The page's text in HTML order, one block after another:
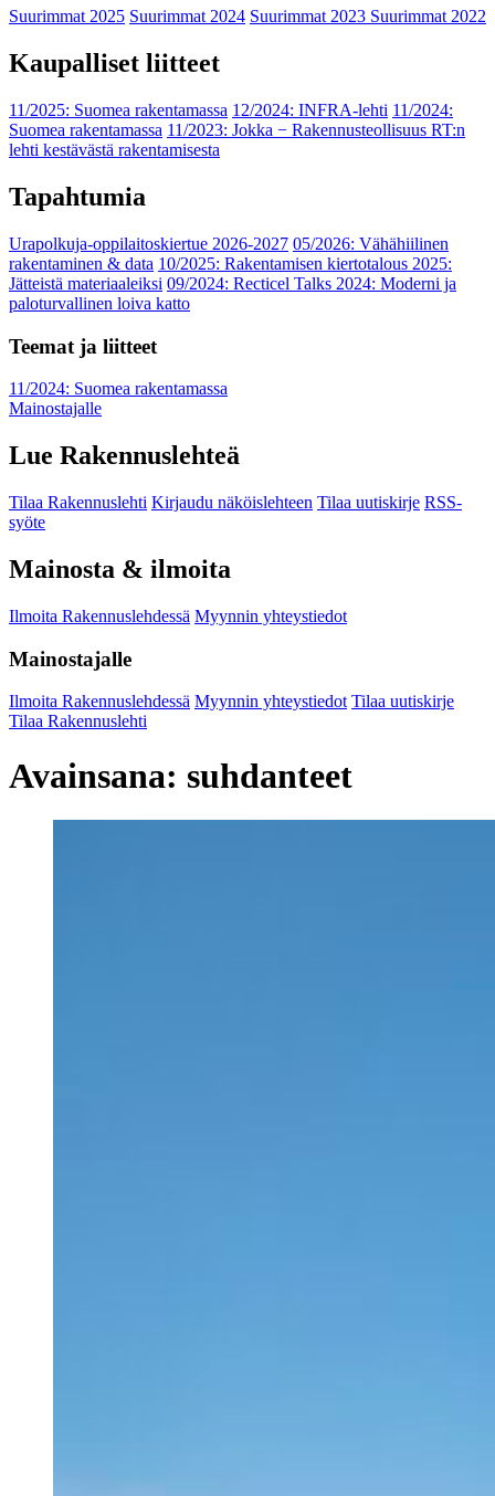
Suurimmat 2025 Suurimmat 2024 Suurimmat 2023 Suurimmat 2022
Kaupalliset liitteet
11/2025: Suomea rakentamassa 12/2024: INFRA-lehti 11/2024:
Suomea rakentamassa 11/2023: Jokka − Rakennusteollisuus RT:n
lehti kestävästä rakentamisesta
Tapahtumia
Urapolkuja-oppilaitoskiertue 2026-2027 05/2026: Vähähiilinen
rakentaminen & data 10/2025: Rakentamisen kiertotalous 2025:
Jätteistä materiaaleiksi 09/2024: Recticel Talks 2024: Moderni ja
paloturvallinen loiva katto
Teemat ja liitteet
11/2024: Suomea rakentamassa
Mainostajalle
Lue Rakennuslehteä
Tilaa Rakennuslehti Kirjaudu näköislehteen Tilaa uutiskirje RSS-
syöte
Mainosta & ilmoita
Ilmoita Rakennuslehdessä Myynnin yhteystiedot
Mainostajalle
Ilmoita Rakennuslehdessä Myynnin yhteystiedot Tilaa uutiskirje
Tilaa Rakennuslehti
Avainsana: suhdanteet